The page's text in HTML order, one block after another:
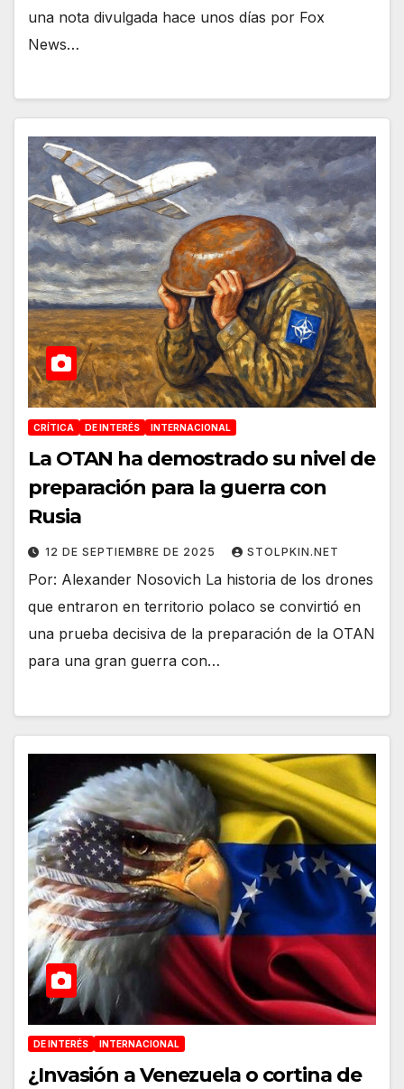
una nota divulgada hace unos días por Fox
News…
CRÍTICA DE INTERÉS INTERNACIONAL
La OTAN ha demostrado su nivel de
preparación para la guerra con
Rusia
12 DE SEPTIEMBRE DE 2025 STOLPKIN.NET
Por: Alexander Nosovich La historia de los drones
que entraron en territorio polaco se convirtió en
una prueba decisiva de la preparación de la OTAN
para una gran guerra con…
DE INTERÉS INTERNACIONAL
¿Invasión a Venezuela o cortina de